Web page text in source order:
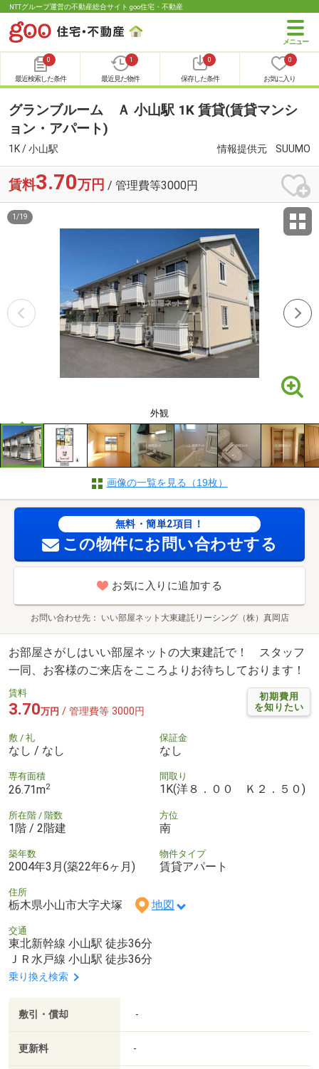
NTTグループ運営の不動産総合サイト goo住宅・不動産
0
最近検索した条件
1
最近見た物件
0
保存した条件
0
お気に入り
グランブルーム Ａ 小山駅 1K 賃貸(賃貸マンシ
ョン・アパート)
1K / 小山駅 情報提供元 SUUMO
賃料3.70万円 / 管理費等3000円
外観
1 /19
画像の一覧を見る（19枚）
無料・簡単2項目！
この物件にお問い合わせする
お気に入りに追加する
お問い合わせ先 いい部屋ネット大東建託リーシング（株）真岡店
お部屋さがしはいい部屋ネットの大東建託で！ スタッフ
一同、お客様のご来店をこころよりお待ちしております！
初期費用
を知りたい
賃料
3.70万円 / 管理費等 3000円
敷 / 礼
なし / なし
保証金
なし
専有面積
26.71m2
間取り
1K(洋８．００ Ｋ２．５０)
所在階 / 階数
1階 / 2階建
方位
南
築年数
2004年3月(築22年6ヶ月)
物件タイプ
賃貸アパート
住所
栃木県小山市大字犬塚 地図
交通
東北新幹線 小山駅 徒歩36分
ＪＲ水戸線 小山駅 徒歩36分
乗り換え検索
敷引・償却 -
更新料 -